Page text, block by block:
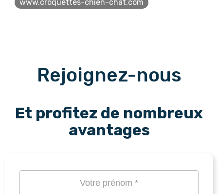
www.croquettes-chien-chat.com
Rejoignez-nous
Et profitez de nombreux
avantages